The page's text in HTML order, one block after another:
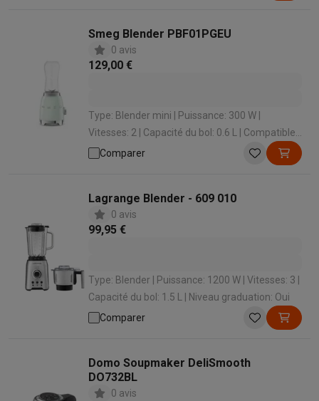
Smeg Blender PBF01PGEU
0 avis
129,00 €
Type: Blender mini | Puissance: 300 W |
Vitesses: 2 | Capacité du bol: 0.6 L | Compatible
avec lave-vaisselle: Oui
Comparer
Lagrange Blender - 609 010
0 avis
99,95 €
Type: Blender | Puissance: 1200 W | Vitesses: 3 |
Capacité du bol: 1.5 L | Niveau graduation: Oui
Comparer
Domo Soupmaker DeliSmooth
DO732BL
0 avis